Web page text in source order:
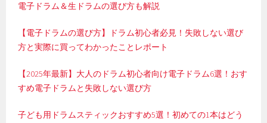
電子ドラム＆生ドラムの選び方も解説
【電子ドラムの選び方】ドラム初心者必見！失敗しない選び
方と実際に買ってわかったことレポート
【2025年最新】大人のドラム初心者向け電子ドラム6選！おす
すめ電子ドラムと失敗しない選び方
子ども用ドラムスティックおすすめ5選！初めての1本はどう